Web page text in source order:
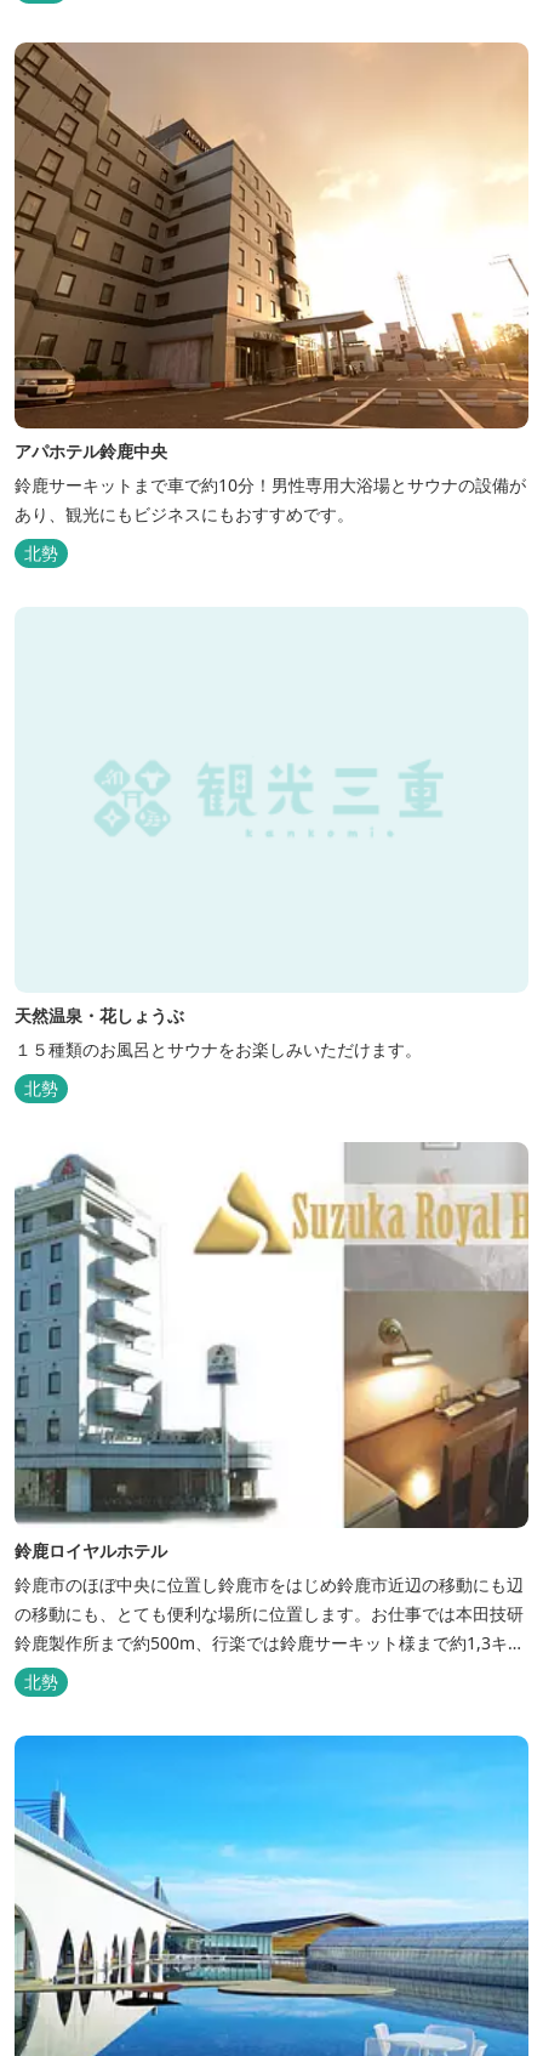
アパホテル鈴鹿中央
鈴鹿サーキットまで車で約10分！男性専用大浴場とサウナの設備が
あり、観光にもビジネスにもおすすめです。
北勢
天然温泉・花しょうぶ
１５種類のお風呂とサウナをお楽しみいただけます。
北勢
鈴鹿ロイヤルホテル
鈴鹿市のほぼ中央に位置し鈴鹿市をはじめ鈴鹿市近辺の移動にも辺
の移動にも、とても便利な場所に位置します。お仕事では本田技研
鈴鹿製作所まで約500m、行楽では鈴鹿サーキット様まで約1,3キ
ロ、スポーツ行事では鈴鹿スポーツガーデン様まで約3キロととて
も近い場所にあります。亀山市へのアクセスも便利でシャープ亀山
工場では約10キロと鈴鹿市では近い場所となっております。
北勢